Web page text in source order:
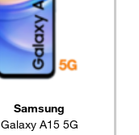
Samsung
Galaxy A15 5G